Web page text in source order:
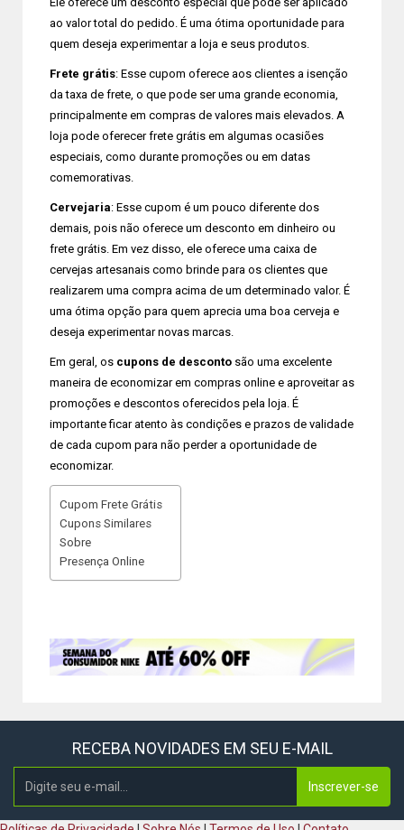
ao valor total do pedido. É uma ótima oportunidade para
quem deseja experimentar a loja e seus produtos.
Frete grátis: Esse cupom oferece aos clientes a isenção
da taxa de frete, o que pode ser uma grande economia,
principalmente em compras de valores mais elevados. A
loja pode oferecer frete grátis em algumas ocasiões
especiais, como durante promoções ou em datas
comemorativas.
Cervejaria: Esse cupom é um pouco diferente dos
demais, pois não oferece um desconto em dinheiro ou
frete grátis. Em vez disso, ele oferece uma caixa de
cervejas artesanais como brinde para os clientes que
realizarem uma compra acima de um determinado valor. É
uma ótima opção para quem aprecia uma boa cerveja e
deseja experimentar novas marcas.
Em geral, os cupons de desconto são uma excelente
maneira de economizar em compras online e aproveitar as
promoções e descontos oferecidos pela loja. É
importante ficar atento às condições e prazos de validade
de cada cupom para não perder a oportunidade de
economizar.
Cupom Frete Grátis
Cupons Similares
Sobre
Presença Online
RECEBA NOVIDADES EM SEU E-MAIL
Inscrever-se